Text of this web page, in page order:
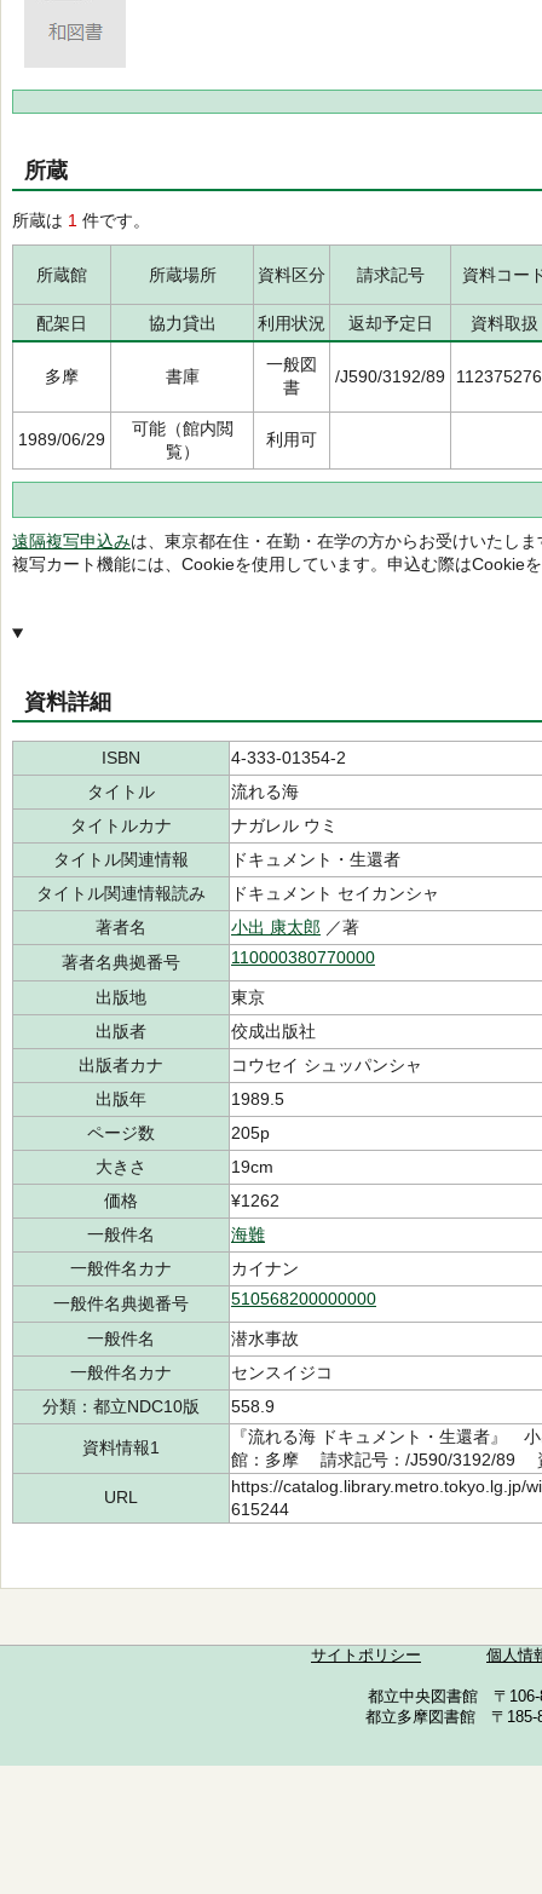
所蔵
所蔵は 1 件です。
所蔵館 所蔵場所 資料区分 請求記号 資料コー
配架日 協力貸出 利用状況 返却予定日 資料取扱
多摩 書庫
一般図
書
/J590/3192/89
1989/06/29
可能（館内閲
覧）
利用可
遠隔複写申込みは、東京都在住・在勤・在学の方からお受けいたしま
複写カート機能には、Cookieを使用しています。申込む際はCookie
資料詳細
ISBN
4-333-01354-2
タイトル
流れる海
タイトルカナ
ナガレル ウミ
タイトル関連情報
ドキュメント・生還者
タイトル関連情報読み
ドキュメント セイカンシャ
著者名
小出 康太郎 ／著
著者名典拠番号
110000380770000
出版地
東京
出版者
佼成出版社
出版者カナ
コウセイ シュッパンシャ
出版年
1989.5
ページ数
205p
大きさ
19cm
価格
¥1262
一般件名
海難
一般件名カナ
カイナン
一般件名典拠番号
510568200000000
一般件名
潜水事故
一般件名カナ
センスイジコ
分類：都立NDC10版
558.9
資料情報1
『流れる海 ドキュメント・生還者』
館：多摩 請求記号：/J590/3192/89
URL
https://catalog.library.metro.tokyo.lg.jp/
615244
サイトポリシー 個人情
都立中央図書館 〒
都立多摩図書館 〒185-